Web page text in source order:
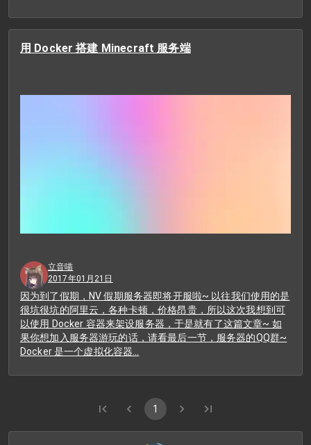
用 Docker 搭建 Minecraft 服务端
立音喵
2017年01月21日
因为到了假期，NV 假期服务器即将开服啦~ 以往我们使用的是
很坑很坑的阿里云，各种卡顿，价格昂贵，所以这次我想到可
以使用 Docker 容器来架设服务器，于是就有了这篇文章~ 如
果你想加入服务器游玩的话，请看最后一节，服务器的QQ群~
Docker 是一个虚拟化容器…
1